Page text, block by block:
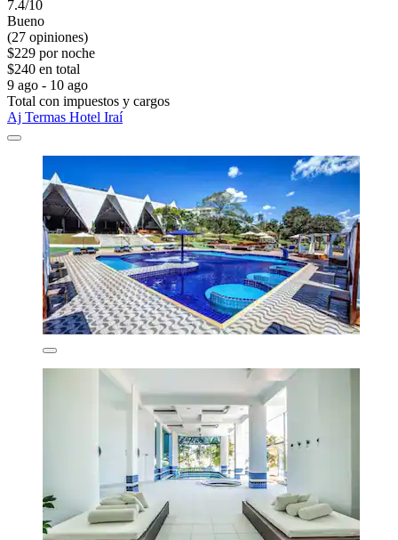
7.4/10
Bueno
(27 opiniones)
$229 por noche
$240 en total
9 ago - 10 ago
Total con impuestos y cargos
Aj Termas Hotel Iraí